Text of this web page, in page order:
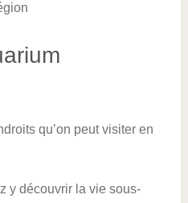
qu’on peut visiter en
y découvrir la vie sous-